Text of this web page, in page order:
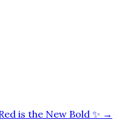
is the New Bold ✨ →